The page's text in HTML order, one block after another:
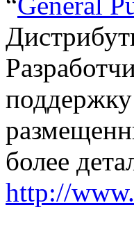
поддержку
более
http://